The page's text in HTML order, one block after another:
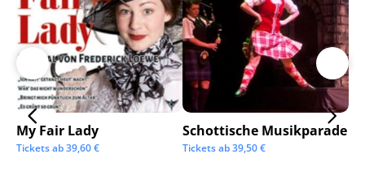
My Fair Lady
Tickets ab39,60€
Schottische Musikparade
Tickets ab39,50€